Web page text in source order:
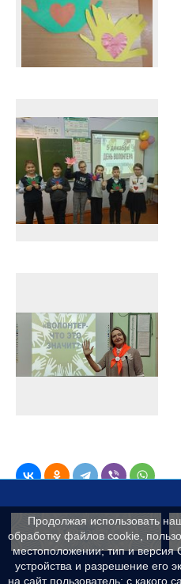
Контакты
Продолжая использовать
обработку файлов cookie,
местоположении; тип и версия
устройства и разрешение его
на сайт пользователь; с какого